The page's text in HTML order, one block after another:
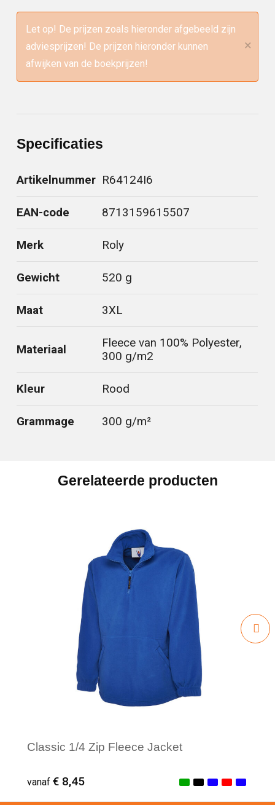
Let op! De prijzen zoals hieronder afgebeeld zijn
adviesprijzen! De prijzen hieronder kunnen
afwijken van de boekprijzen!
×
Specificaties
Artikelnummer R64124I6
EAN-code 8713159615507
Merk Roly
Gewicht 520 g
Maat 3XL
Materiaal
Fleece van 100% Polyester,
300 g/m2
Kleur Rood
Grammage 300 g/m²
Gerelateerde producten
Classic 1/4 Zip Fleece Jacket
vanaf € 8,45